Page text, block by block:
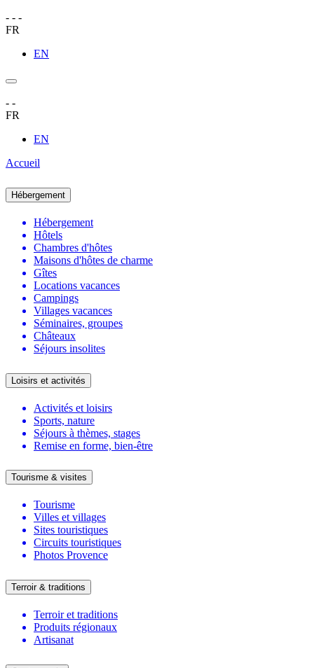
- - -
FR
EN
- -
FR
EN
Accueil
Hébergement
Hébergement
Hôtels
Chambres d'hôtes
Maisons d'hôtes de charme
Gîtes
Locations vacances
Campings
Villages vacances
Séminaires, groupes
Châteaux
Séjours insolites
Loisirs et activités
Activités et loisirs
Sports, nature
Séjours à thèmes, stages
Remise en forme, bien-être
Tourisme & visites
Tourisme
Villes et villages
Sites touristiques
Circuits touristiques
Photos Provence
Terroir & traditions
Terroir et traditions
Produits régionaux
Artisanat